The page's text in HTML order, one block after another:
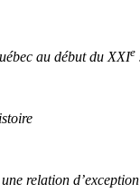
au début du XXIe
relation d’exception